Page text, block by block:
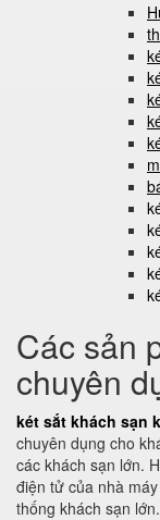
Các sản
chuyên
két sắt khách sạn
chuyên dụng cho
các khách sạn lớn.
điện tử của nhà
thống khách sạn lớn.